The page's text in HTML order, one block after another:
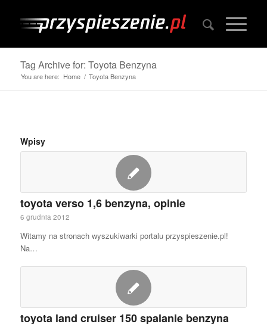
Tag Archive for: Toyota Benzyna
You are here: Home / Toyota Benzyna
Wpisy
toyota verso 1,6 benzyna, opinie
6 grudnia 2012
Witamy na stronach wyszukiwarki portalu przyspieszenie.pl!
Na…
toyota land cruiser 150 spalanie benzyna